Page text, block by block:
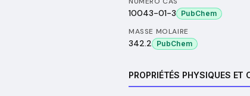
10043-01-3 PubChem
MASSE MOLAIRE
342.2 PubChem
PROPRIÉTÉS PHYSIQUES ET